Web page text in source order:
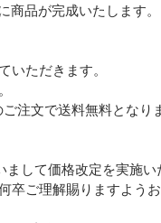
品が完成いたします。
いただきます。
注文で送料無料となり
して価格改定を実施い
ご理解賜りますようお